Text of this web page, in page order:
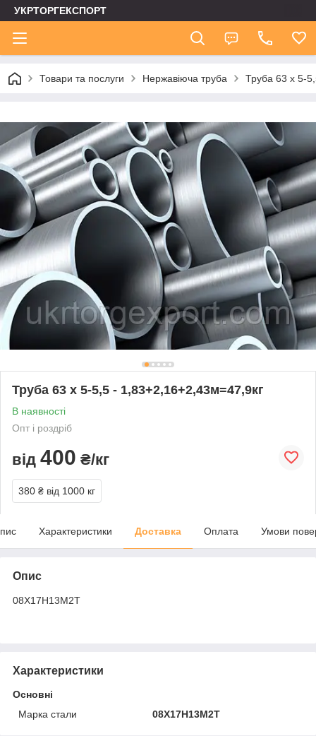
УКРТОРГЕКСПОРТ
Товари та послуги Нержавіюча труба Труба 63 х 5-
Труба 63 х 5-5,5 - 1,83+2,16+2,43м=47,9кг
В наявності
Опт і роздріб
від 400 ₴/кг
380 ₴ від 1000 кг
Характеристики Доставка Оплата Умови
Опис
08Х17Н13М2Т
Характеристики
Основні
Марка стали
08Х17Н13М2Т